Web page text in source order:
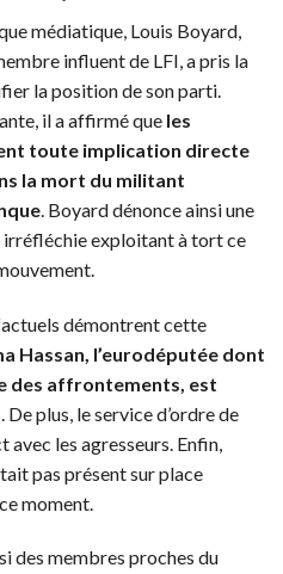
médiatique, Louis Boyard,
influent de LFI, a pris la
la position de son parti.
il a affirmé que les
toute implication directe
la mort du militant
. Boyard dénonce ainsi une
exploitant à tort ce
démontrent cette
Hassan, l’eurodéputée dont
des affrontements, est
. De plus, le service d’ordre de
avec les agresseurs. Enfin,
pas présent sur place
moment.
des membres proches du